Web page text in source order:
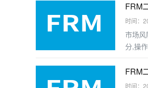
FRM
时间：
市场
分,操
FRM
时间：